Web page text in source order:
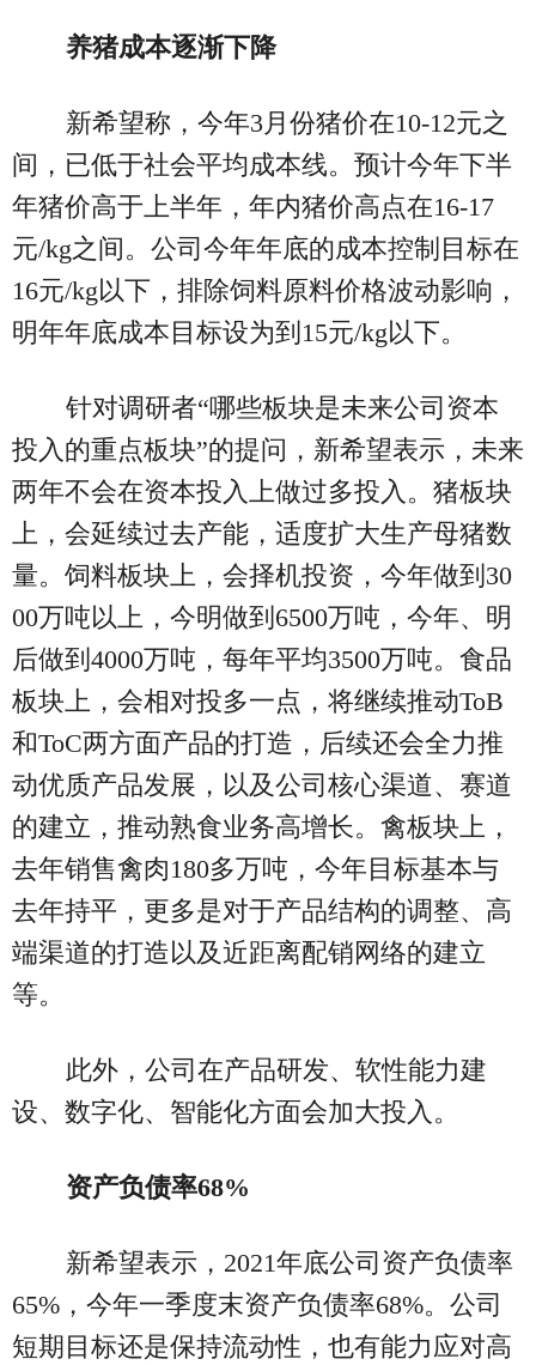
养猪成本逐渐下降
新希望称，今年3月份猪价在10-12元之
间，已低于社会平均成本线。预计今年下半
年猪价高于上半年，年内猪价高点在16-17
元/kg之间。公司今年年底的成本控制目标在
16元/kg以下，排除饲料原料价格波动影响，
明年年底成本目标设为到15元/kg以下。
针对调研者“哪些板块是未来公司资本
投入的重点板块”的提问，新希望表示，未来
两年不会在资本投入上做过多投入。猪板块
上，会延续过去产能，适度扩大生产母猪数
量。饲料板块上，会择机投资，今年做到30
00万吨以上，今明做到6500万吨，今年、明
后做到4000万吨，每年平均3500万吨。食品
板块上，会相对投多一点，将继续推动ToB
和ToC两方面产品的打造，后续还会全力推
动优质产品发展，以及公司核心渠道、赛道
的建立，推动熟食业务高增长。禽板块上，
去年销售禽肉180多万吨，今年目标基本与
去年持平，更多是对于产品结构的调整、高
端渠道的打造以及近距离配销网络的建立
等。
此外，公司在产品研发、软性能力建
设、数字化、智能化方面会加大投入。
资产负债率68%
新希望表示，2021年底公司资产负债率
65%，今年一季度末资产负债率68%。公司
短期目标还是保持流动性，也有能力应对高